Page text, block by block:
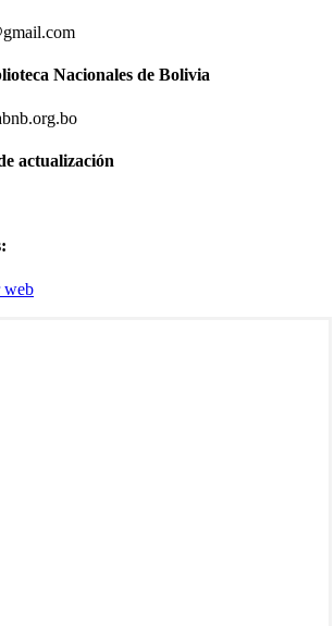
Nacionales de Bolivia
actualización